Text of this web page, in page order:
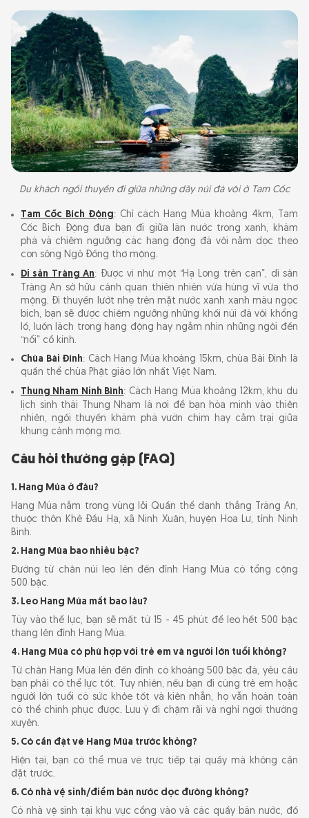
Du khách ngồi thuyền đi giữa những dãy núi đá vôi ở Tam Cốc
Tam Cốc Bích Động: Chỉ cách Hang Múa khoảng 4km, Tam
Cốc Bích Động đưa bạn đi giữa làn nước trong xanh, khám
phá và chiêm ngưỡng các hang động đá vôi nằm dọc theo
con sông Ngô Đồng thơ mộng.
Di sản Tràng An: Được ví như một “Hạ Long trên cạn”, di sản
Tràng An sở hữu cảnh quan thiên nhiên vừa hùng vĩ vừa thơ
mộng. Đi thuyền lướt nhẹ trên mặt nước xanh xanh màu ngọc
bích, bạn sẽ được chiêm ngưỡng những khối núi đá vôi khổng
lồ, luồn lách trong hang động hay ngắm nhìn những ngôi đền
“nổi” cổ kính.
Chùa Bái Đính: Cách Hang Múa khoảng 15km, chùa Bái Đính là
quần thể chùa Phật giáo lớn nhất Việt Nam.
Thung Nham Ninh Bình: Cách Hang Múa khoảng 12km, khu du
lịch sinh thái Thung Nham là nơi để bạn hòa mình vào thiên
nhiên, ngồi thuyền khám phá vườn chim hay cắm trại giữa
khung cảnh mộng mơ.
Câu hỏi thường gặp (FAQ)
1. Hang Múa ở đâu?
Hang Múa nằm trong vùng lõi Quần thể danh thắng Tràng An,
thuộc thôn Khê Đầu Hạ, xã Ninh Xuân, huyện Hoa Lư, tỉnh Ninh
Bình.
2. Hang Múa bao nhiêu bậc?
Đường từ chân núi leo lên đến đỉnh Hang Múa có tổng cộng
500 bậc.
3. Leo Hang Múa mất bao lâu?
Tùy vào thể lực, bạn sẽ mất từ 15 - 45 phút để leo hết 500 bậc
thang lên đỉnh Hang Múa.
4. Hang Múa có phù hợp với trẻ em và người lớn tuổi không?
Từ chân Hang Múa lên đến đỉnh có khoảng 500 bậc đá, yêu cầu
bạn phải có thể lực tốt. Tuy nhiên, nếu bạn đi cùng trẻ em hoặc
người lớn tuổi có sức khỏe tốt và kiên nhẫn, họ vẫn hoàn toàn
có thể chinh phục được. Lưu ý đi chậm rãi và nghỉ ngơi thường
xuyên.
5. Có cần đặt vé Hang Múa trước không?
Hiện tại, bạn có thể mua vé trực tiếp tại quầy mà không cần
đặt trước.
6. Có nhà vệ sinh/điểm bán nước dọc đường không?
Có nhà vệ sinh tại khu vực cổng vào và các quầy bán nước, đồ